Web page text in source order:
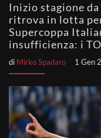
Inizio stagione da
ritrova in lotta
Supercoppa
insufficienza: i
di Mirko Spadaro 1 Gen